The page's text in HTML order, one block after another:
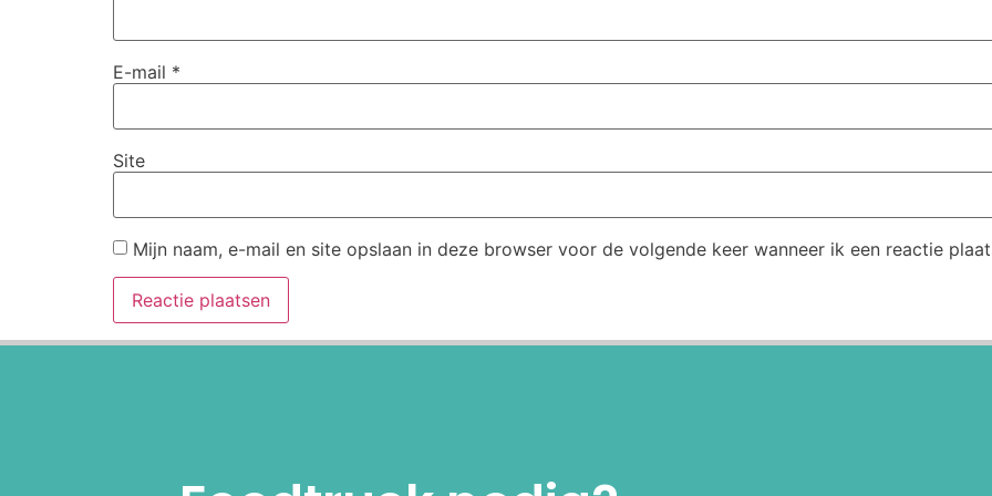
E-mail *
Site
Mijn naam, e-mail en site opslaan in deze browser voor de volgende keer wanneer ik een reactie